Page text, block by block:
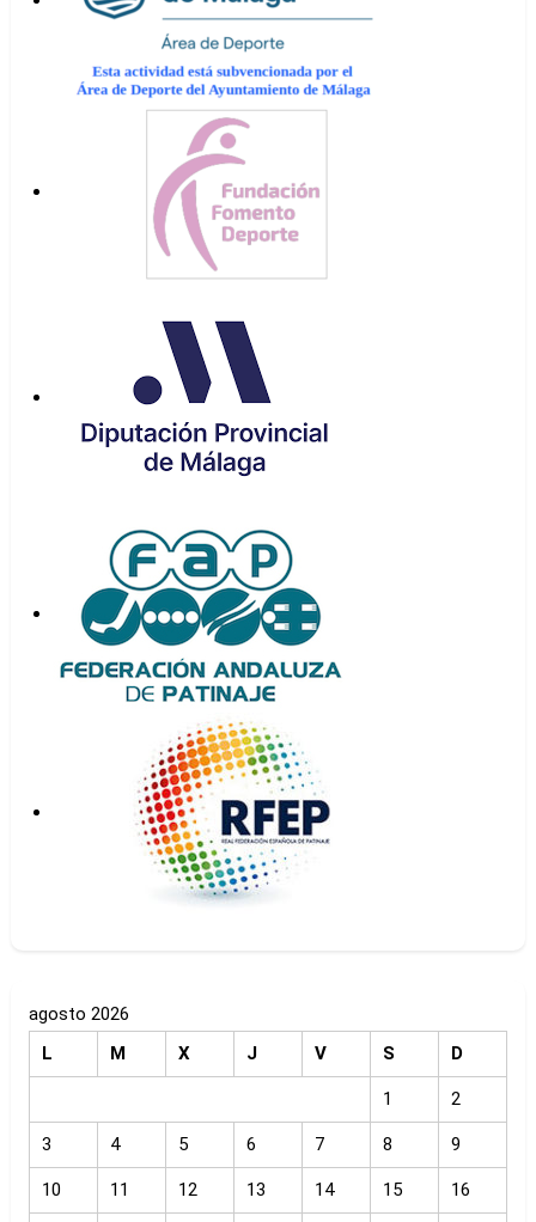
agosto 2026
L
M X J V S D
1 2
3 4 5 6 7 8 9
10 11 12 13 14 15 16